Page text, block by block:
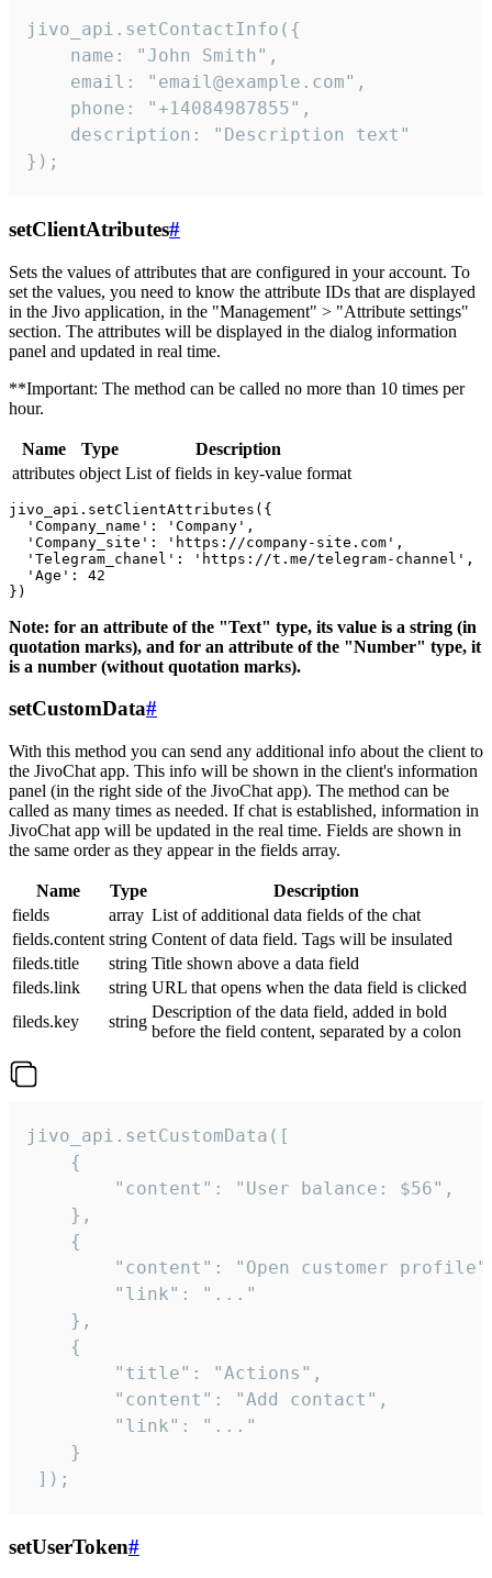
jivo_api.setContactInfo({
    name: "John Smith",
    email: "email@example.com",
    phone: "+14084987855",
    description: "Description text"
});
setClientAtributes#
Sets the values ​​of attributes that are configured in your account. To
set the values, you need to know the attribute IDs that are displayed
in the Jivo application, in the "Management" > "Attribute settings"
section. The attributes will be displayed in the dialog information
panel and updated in real time.
**Important: The method can be called no more than 10 times per
hour.
Name Type
Description
attributes object List of fields in key-value format
jivo_api.setClientAttributes({
  'Company_name': 'Company',
  'Company_site': 'https://company-site.com',
  'Telegram_chanel': 'https://t.me/telegram-channel',
  'Age': 42
Note: for an attribute of the "Text" type, its value is a string (in
quotation marks), and for an attribute of the "Number" type, it
is a number (without quotation marks).
setCustomData#
With this method you can send any additional info about the client to
the JivoChat app. This info will be shown in the client's information
panel (in the right side of the JivoChat app). The method can be
called as many times as needed. If chat is established, information in
JivoChat app will be updated in the real time. Fields are shown in
the same order as they appear in the fields array.
Name Type
Description
fields
array List of additional data fields of the chat
fields.content string Content of data field. Tags will be insulated
fileds.title
string Title shown above a data field
fileds.link
string URL that opens when the data field is clicked
fileds.key
string
Description of the data field, added in bold
before the field content, separated by a colon
jivo_api.setCustomData([
    {
        "content": "User balance: $56",
    },
    {
"content": "Open customer
        "link": "..."
    },
    {
        "title": "Actions",
        "content": "Add contact",
        "link": "..."
    }
]);
setUserToken#